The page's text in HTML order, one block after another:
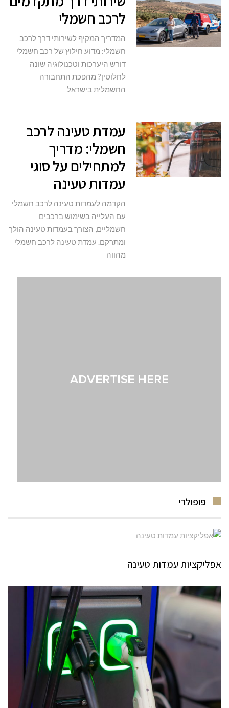
לרכב חשמלי
המדריך המקיף לשירותי דרך לרכב
חשמלי: מדוע חילוץ של רכב חשמלי
דורש היערכות וטכנולוגיה שונה
לחלוטין? מהפכת התחבורה
החשמלית בישראל
עמדת טעינה לרכב
חשמלי: מדריך
למתחילים על סוגי
עמדות טעינה
הקדמה לעמדות טעינה לרכב חשמלי
עם העלייה בשימוש ברכבים
חשמליים, הצורך בעמדות טעינה הולך
ומתרקם. עמדת טעינה לרכב חשמלי
מהווה
פופולרי
אפליקציות עמדות טעינה